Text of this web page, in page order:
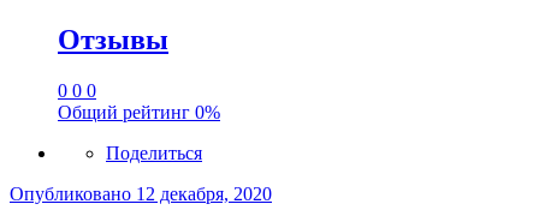
Отзывы
0 0 0
Общий рейтинг 0%
Поделиться
Опубликовано 12 декабря, 2020